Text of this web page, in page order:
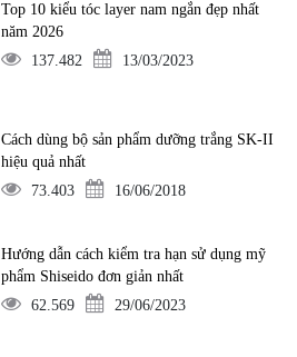
Top 10 kiểu tóc layer nam ngắn đẹp nhất
năm 2026
137.482
13/03/2023
Cách dùng bộ sản phẩm dưỡng trắng SK-II
hiệu quả nhất
73.403
16/06/2018
Hướng dẫn cách kiểm tra hạn sử dụng mỹ
phẩm Shiseido đơn giản nhất
62.569
29/06/2023